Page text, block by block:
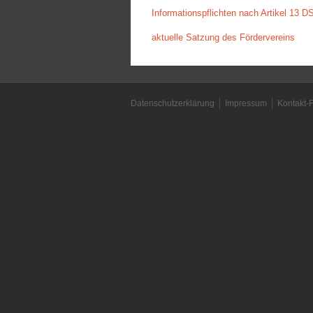
Informationspflichten nach Artikel 13
aktuelle Satzung des Fördervereins
Datenschutzerklärung Impressum Kontakt-